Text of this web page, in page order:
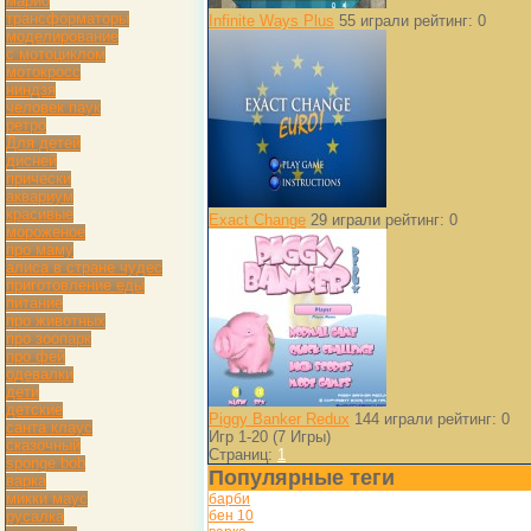
Infinite Ways Plus 55 играли рейтинг: 0
Exact Change 29 играли рейтинг: 0
Piggy Banker Redux 144 играли рейтинг: 0
Игр 1-20 (7 Игры)
Страниц: 1
Популярные теги
барби
бен 10
трансформаторы
моделирование
с мотоциклом
мотокросс
ниндзя
человек паук
ретро
Для детей
дисней
прически
аквариум
красивые
мороженое
про маму
алиса в стране чудес
приготовление еды
питание
про животных
про зоопарк
про фей
одевалки
дети
детские
санта клаус
сказочный
sponge bob
варка
микки маус
русалка